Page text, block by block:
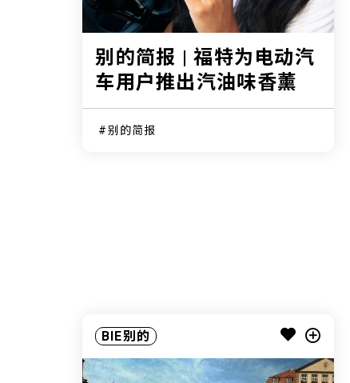
别的简报 | 福特为电动汽
车用户推出汽油味香薰
别的简报
BIE别的